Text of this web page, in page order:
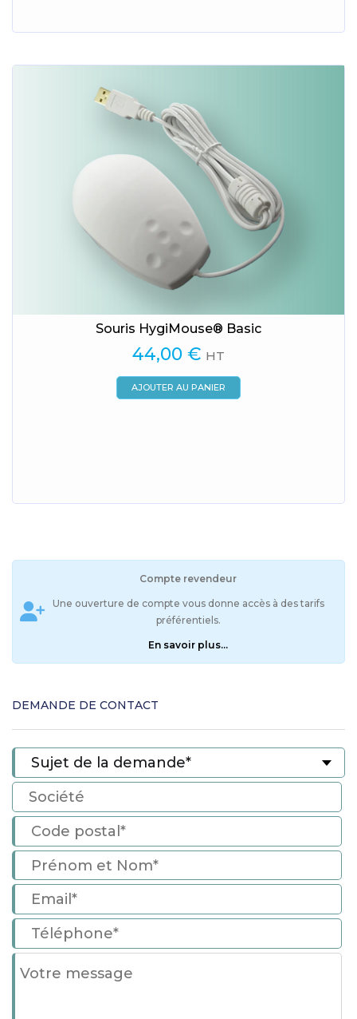
Souris HygiMouse® Basic
44,00 € HT
AJOUTER AU PANIER
Compte revendeur
Une ouverture de compte vous donne accès à des tarifs
préférentiels.
En savoir plus...
DEMANDE DE CONTACT